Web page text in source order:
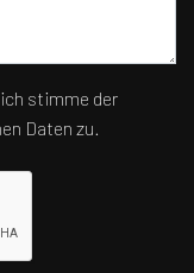
stimme der
Daten zu.